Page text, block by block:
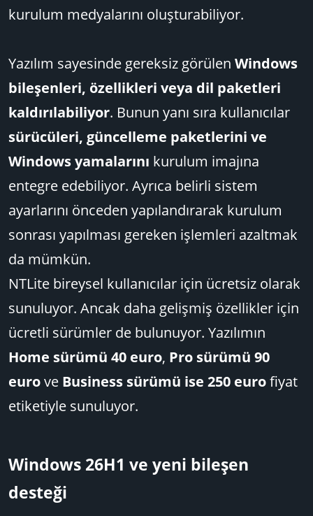
kurulum medyalarını oluşturabiliyor.
Yazılım sayesinde gereksiz görülen Windows
bileşenleri, özellikleri veya dil paketleri
kaldırılabiliyor. Bunun yanı sıra kullanıcılar
sürücüleri, güncelleme paketlerini ve
Windows yamalarını kurulum imajına
entegre edebiliyor. Ayrıca belirli sistem
ayarlarını önceden yapılandırarak kurulum
sonrası yapılması gereken işlemleri azaltmak
da mümkün.
NTLite bireysel kullanıcılar için ücretsiz olarak
sunuluyor. Ancak daha gelişmiş özellikler için
ücretli sürümler de bulunuyor. Yazılımın
Home sürümü 40 euro, Pro sürümü 90
eurove Business sürümü ise 250 eurofiyat
etiketiyle sunuluyor.
Windows 26H1 ve yeni bileşen
desteği​